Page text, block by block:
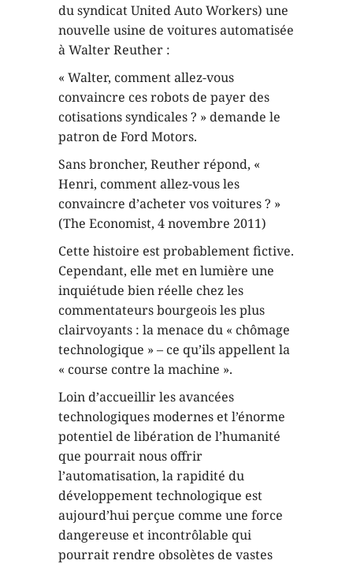
du syndicat United Auto Workers) une
nouvelle usine de voitures automatisée
à Walter Reuther :
« Walter, comment allez-vous
convaincre ces robots de payer des
cotisations syndicales ? » demande le
patron de Ford Motors.
Sans broncher, Reuther répond, «
Henri, comment allez-vous les
convaincre d’acheter vos voitures ? »
(The Economist, 4 novembre 2011)
Cette histoire est probablement fictive.
Cependant, elle met en lumière une
inquiétude bien réelle chez les
commentateurs bourgeois les plus
clairvoyants : la menace du « chômage
technologique » – ce qu’ils appellent la
« course contre la machine ».
Loin d’accueillir les avancées
technologiques modernes et l’énorme
potentiel de libération de l’humanité
que pourrait nous offrir
l’automatisation, la rapidité du
développement technologique est
aujourd’hui perçue comme une force
dangereuse et incontrôlable qui
pourrait rendre obsolètes de vastes